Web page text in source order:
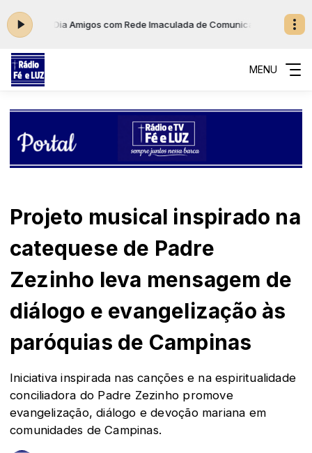
Bom Dia Amigos com Rede Imaculada de Comunicação das 10:00
MENU
Projeto musical inspirado na
catequese de Padre
Zezinho leva mensagem de
diálogo e evangelização às
paróquias de Campinas
Iniciativa inspirada nas canções e na espiritualidade
conciliadora do Padre Zezinho promove
evangelização, diálogo e devoção mariana em
comunidades de Campinas.